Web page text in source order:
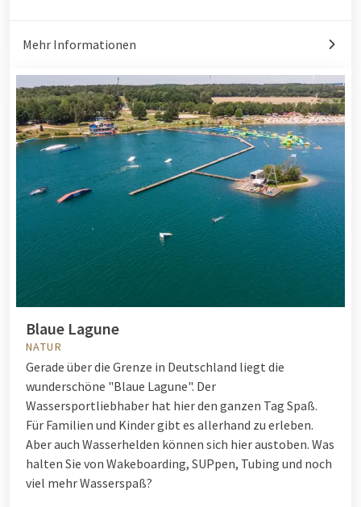
Mehr Informationen
Blaue Lagune
NATUR
Gerade über die Grenze in Deutschland liegt die
wunderschöne "Blaue Lagune". Der
Wassersportliebhaber hat hier den ganzen Tag Spaß.
Für Familien und Kinder gibt es allerhand zu erleben.
Aber auch Wasserhelden können sich hier austoben. Was
halten Sie von Wakeboarding, SUPpen, Tubing und noch
viel mehr Wasserspaß?